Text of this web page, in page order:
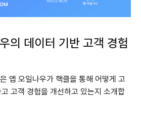
의 데이터 기반 고객 경험
앱 오일나우가 핵클을 통해 어떻게 고
고객 경험을 개선하고 있는지 소개합